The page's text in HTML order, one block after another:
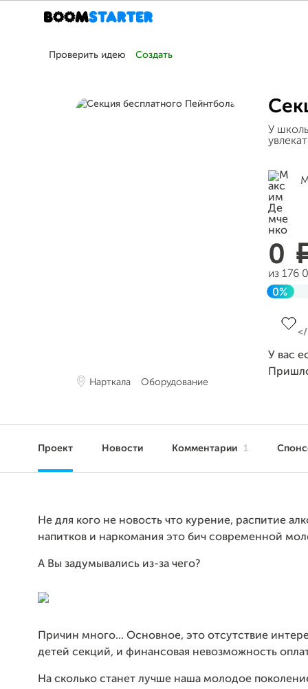
Проверить идею Создать
Нарткала Оборудование
У
0
из 176
0%
У вас
Проект Новости Комментарии 1
Не для кого не новость что курение, распитие
напитков и наркомания это бич современной
А Вы задумывались из-за чего?
Причин много... Основное, это отсутствие
детей секций, и финансовая невозможность
На сколько станет лучше наша молодое